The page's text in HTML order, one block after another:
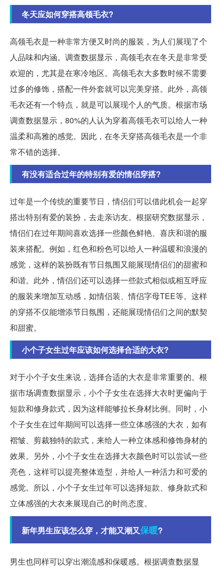
冬天应如何穿搭高领毛衣?
高领毛衣是一种非常方便又时尚的服装，为人们展现了个
人品味和内涵。调查数据显示，高领毛衣在冬天是非常受
欢迎的，尤其是在寒冷地区。高领毛衣大多数时候不需要
过多的修饰，搭配一件外套就可以完美穿搭。此外，高领
毛衣还有一个特点，就是可以展现个人的气质。根据市场
调查数据显示，80%的人认为穿着高领毛衣可以给人一种
温柔和高雅的感觉。因此，在冬天穿搭高领毛衣是一个非
常不错的选择。
有没有适合过年的特别有爱的情侣穿搭?
过年是一个传统的重要节日，情侣们可以借此机会一起穿
搭出特别有爱的装扮，去走亲访友。根据研究数据显示，
情侣们在过年期间喜欢选择一些颜色鲜艳、喜庆和谐的服
装来搭配。例如，红色和粉色可以给人一种温暖和浪漫的
感觉，这样的装扮既有节日氛围又能展现情侣们的甜蜜和
和谐。此外，情侣们还可以选择一些款式相似或相互呼应
的服装来增加互动感，如情侣装、情侣字母TEE等。这样
的穿搭不仅能增添节日氛围，还能展现情侣们之间的默契
和甜蜜。
小个子女生过年应该如何选择合适的大衣?
对于小个子女生来说，选择合适的大衣是非常重要的。根
据市场调查数据显示，小个子女生在选择大衣时更偏向于
短款和修身款式，因为这样能够拉长身材比例。同时，小
个子女生在过年期间可以选择一些立体感强的大衣，如有
褶皱、剪裁独特的款式，来给人一种立体感和修饰身材的
效果。另外，小个子女生在选择大衣颜色时可以尝试一些
亮色，这样可以提亮整体造型，并给人一种活力和可爱的
感觉。所以，小个子女生过年可以选择短款、修身款式和
立体感强的大衣来展现自己的时尚态度。
新年男生应该怎么穿，才能又潮又保暖?
男生也同样可以穿出潮流感和保暖感。根据调查数据显